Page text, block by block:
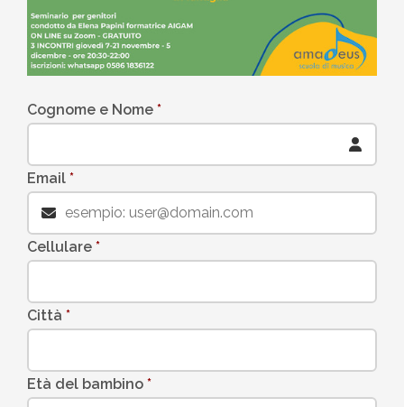
Cognome e Nome *
Email *
Cellulare *
Città *
Età del bambino *